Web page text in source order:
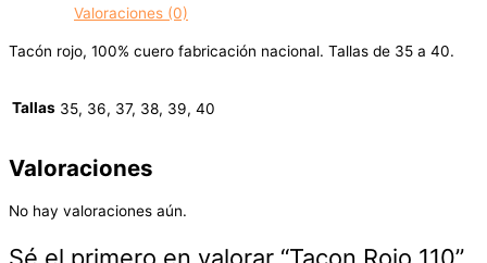
Valoraciones (0)
Tacón rojo, 100% cuero fabricación nacional. Tallas de 35 a 40.
Tallas 35, 36, 37, 38, 39, 40
Valoraciones
No hay valoraciones aún.
Sé el primero en valorar “Tacon Rojo 110”